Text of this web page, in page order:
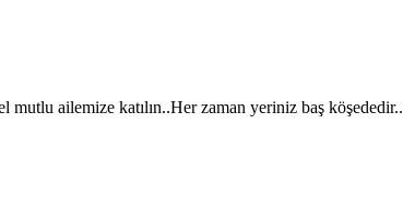
ailemize katılın..Her zaman yeriniz baş köşededir..